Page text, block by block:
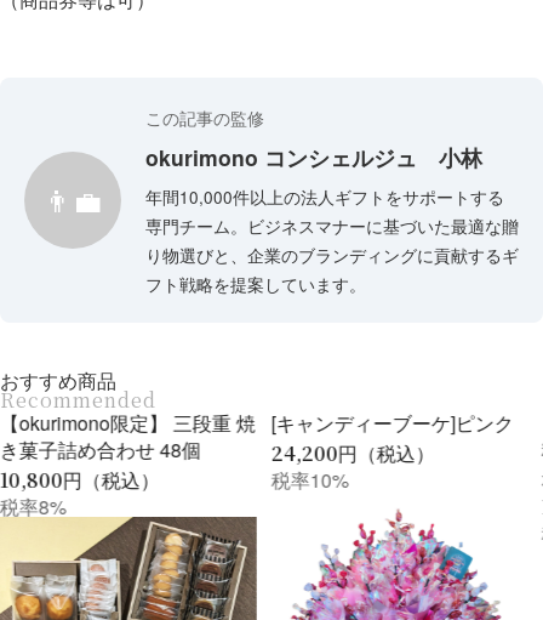
👨‍💼
この記事の監修
okurimono コンシェルジュ 小林
年間10,000件以上の法人ギフトをサポートする
専門チーム。ビジネスマナーに基づいた最適な贈
り物選びと、企業のブランディングに貢献するギ
フト戦略を提案しています。
おすすめ商品
Recommended
[キャンディーブーケ]ピンク
24,200円（税込）
税率10%
【ロゴシール付き/送料無
料】[Re∞soy リソイ]豆乳お
からクッキー 96枚入
円（税込）